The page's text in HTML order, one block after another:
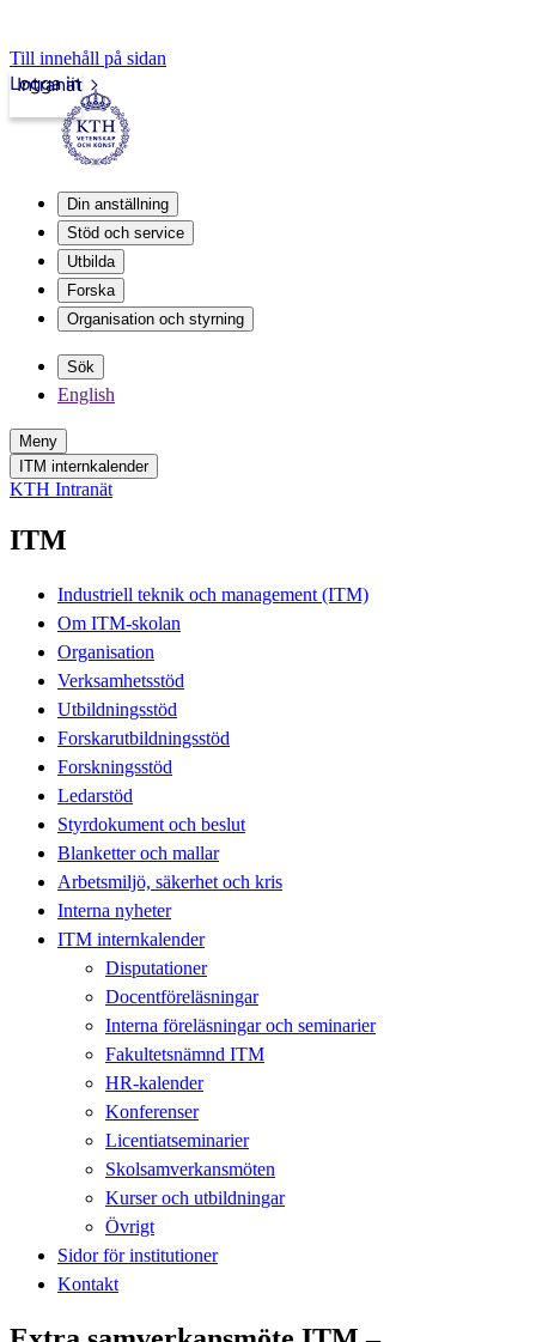
Till innehåll på sidan
Intranät
Logga in
Din anställning
Stöd och service
Utbilda
Forska
Organisation och styrning
Sök
English
Meny
ITM internkalender
KTH Intranät
ITM
Industriell teknik och management (ITM)
Om ITM-skolan
Organisation
Verksamhetsstöd
Utbildningsstöd
Forskarutbildningsstöd
Forskningsstöd
Ledarstöd
Styrdokument och beslut
Blanketter och mallar
Arbetsmiljö, säkerhet och kris
Interna nyheter
ITM internkalender
Disputationer
Docentföreläsningar
Interna föreläsningar och seminarier
Fakultetsnämnd ITM
HR-kalender
Konferenser
Licentiatseminarier
Skolsamverkansmöten
Kurser och utbildningar
Övrigt
Sidor för institutioner
Kontakt